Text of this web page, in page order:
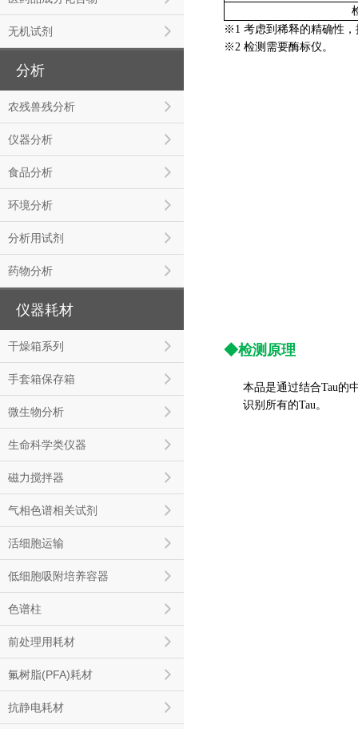
无机试剂
分析
农残兽残分析
仪器分析
食品分析
环境分析
分析用试剂
药物分析
仪器耗材
干燥箱系列
手套箱保存箱
微生物分析
生命科学类仪器
磁力搅拌器
气相色谱相关试剂
活细胞运输
低细胞吸附培养容器
色谱柱
前处理用耗材
氟树脂(PFA)耗材
抗静电耗材
※1 考虑到稀释的精确性，
※2 检测需要酶标仪。
◆检测原理
本品是通过结合Tau的
识别所有的Tau。